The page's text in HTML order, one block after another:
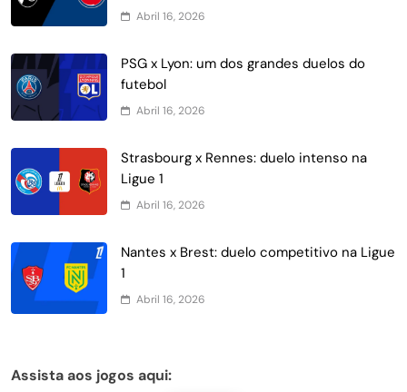
Abril 16, 2026
PSG x Lyon: um dos grandes duelos do
futebol
Abril 16, 2026
Strasbourg x Rennes: duelo intenso na
Ligue 1
Abril 16, 2026
Nantes x Brest: duelo competitivo na Ligue
1
Abril 16, 2026
Assista aos jogos aqui: